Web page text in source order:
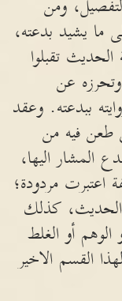
ومن
ما يشيد بدعته،
تقبلوا
عن
ببدعته. وعقد
فيه من
المشار اليها،
مردودة؛
الحديث، كذلك
أو الغلط
القسم الاخير